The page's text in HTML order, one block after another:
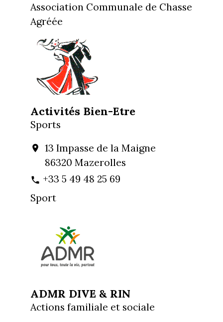
Association Communale de Chasse
Agréée
Activités Bien-Etre
Sports
location_on
13 Impasse de la Maigne
86320 Mazerolles
phone +33 5 49 48 25 69
Sport
ADMR DIVE & RIN
Actions familiale et sociale